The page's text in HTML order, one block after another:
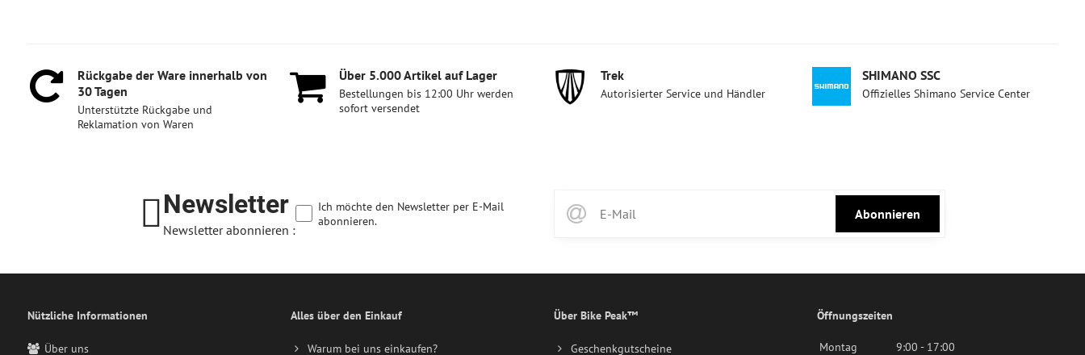
Rückgabe der Ware innerhalb von
30 Tagen
Unterstützte Rückgabe und
Reklamation von Waren
Über 5​.000 Artikel auf Lager
Bestellungen bis 12:00 Uhr werden
sofort versendet
Trek
Autorisierter Service und Händler
SHIMANO SSC
Offizielles Shimano Service Center
Newsletter
Newsletter abonnieren :
Abonnieren
Ich möchte den Newsletter per E-Mail
abonnieren.
Nützliche Informationen
Über uns
Alles über den Einkauf
Warum bei uns einkaufen?
Über Bike Peak™
Geschenkgutscheine
Öffnungszeiten
Montag
9:00 - 17:00